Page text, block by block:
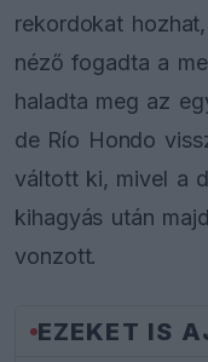
rekordokat
néző fogadta a
haladta meg az
de Río Hondo
váltott ki, mivel a
kihagyás után
vonzott.
EZEKET IS